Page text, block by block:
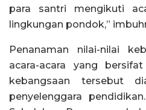
para santri mengikuti
lingkungan pondok,”
Penanaman nilai-nilai
acara-acara yang
kebangsaan tersebut
penyelenggara